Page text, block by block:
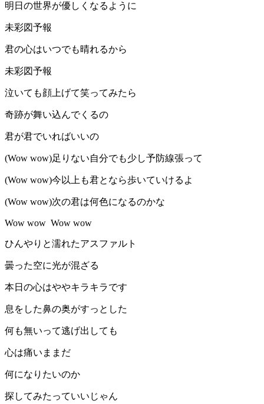
明日の世界が優しくなるように
未彩図予報
君の心はいつでも晴れるから
未彩図予報
泣いても顔上げて笑ってみたら
奇跡が舞い込んでくるの
君が君でいればいいの
(Wow wow)足りない自分でも少し予防線張って
(Wow wow)今以上も君となら歩いていけるよ
(Wow wow)次の君は何色になるのかな
Wow wow Wow wow
ひんやりと濡れたアスファルト
曇った空に光が混ざる
本日の心はややキラキラです
息をした鼻の奥がすっとした
何も無いって逃げ出しても
心は痛いままだ
何になりたいのか
探してみたっていいじゃん